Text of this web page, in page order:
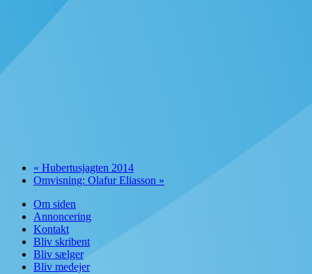
« Hubertusjagten 2014
Omvisning: Olafur Eliasson »
Om siden
Annoncering
Kontakt
Bliv skribent
Bliv sælger
Bliv medejer